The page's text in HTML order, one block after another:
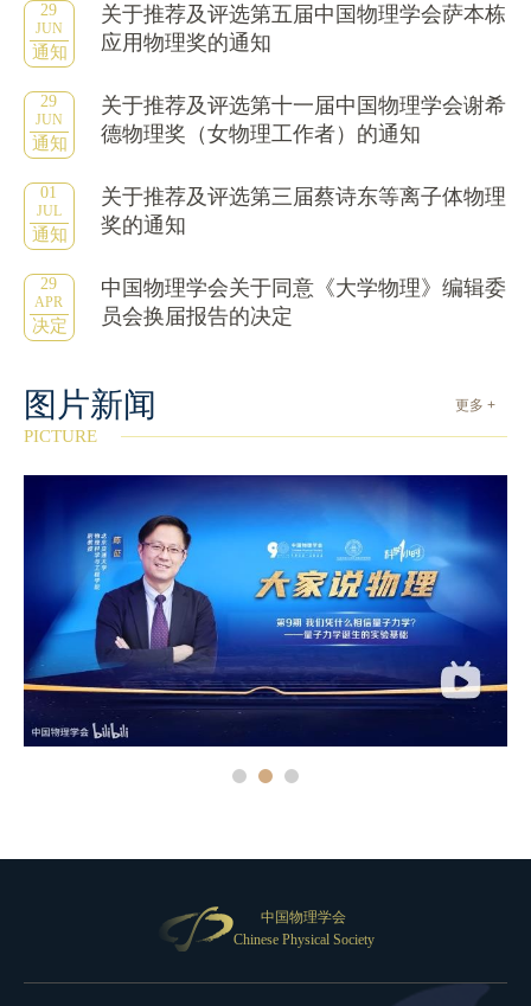
29
JUN
通知
关于推荐及评选第五届中国物理学会萨本栋
应用物理奖的通知
29
JUN
通知
关于推荐及评选第十一届中国物理学会谢希
德物理奖（女物理工作者）的通知
01
JUL
通知
关于推荐及评选第三届蔡诗东等离子体物理
奖的通知
29
APR
决定
中国物理学会关于同意《大学物理》编辑委
员会换届报告的决定
更多 +
图片新闻
PICTURE
中国物理学会
Chinese Physical Society